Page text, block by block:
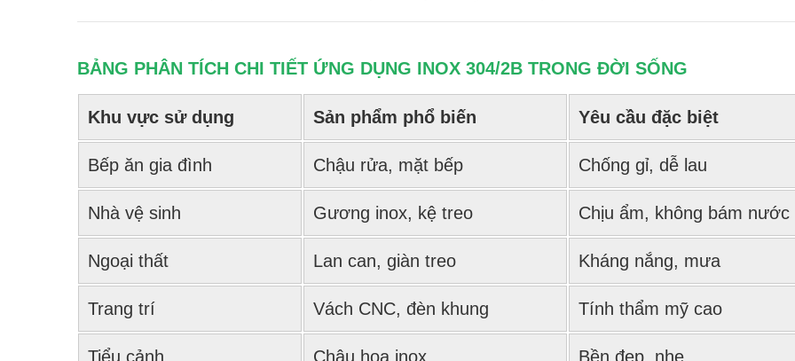
BẢNG PHÂN TÍCH CHI TIẾT ỨNG DỤNG INOX 304/2B TRONG ĐỜI SỐNG
Khu vực sử dụng Sản phẩm phổ biến Yêu cầu đặc biệt
Bếp ăn gia đình Chậu rửa, mặt bếp Chống gỉ, dễ lau
Nhà vệ sinh Gương inox, kệ treo Chịu ẩm, không bám nước
Ngoại thất Lan can, giàn treo Kháng nắng, mưa
Trang trí Vách CNC, đèn khung Tính thẩm mỹ cao
Tiểu cảnh Chậu hoa inox Bền đẹp, nhẹ